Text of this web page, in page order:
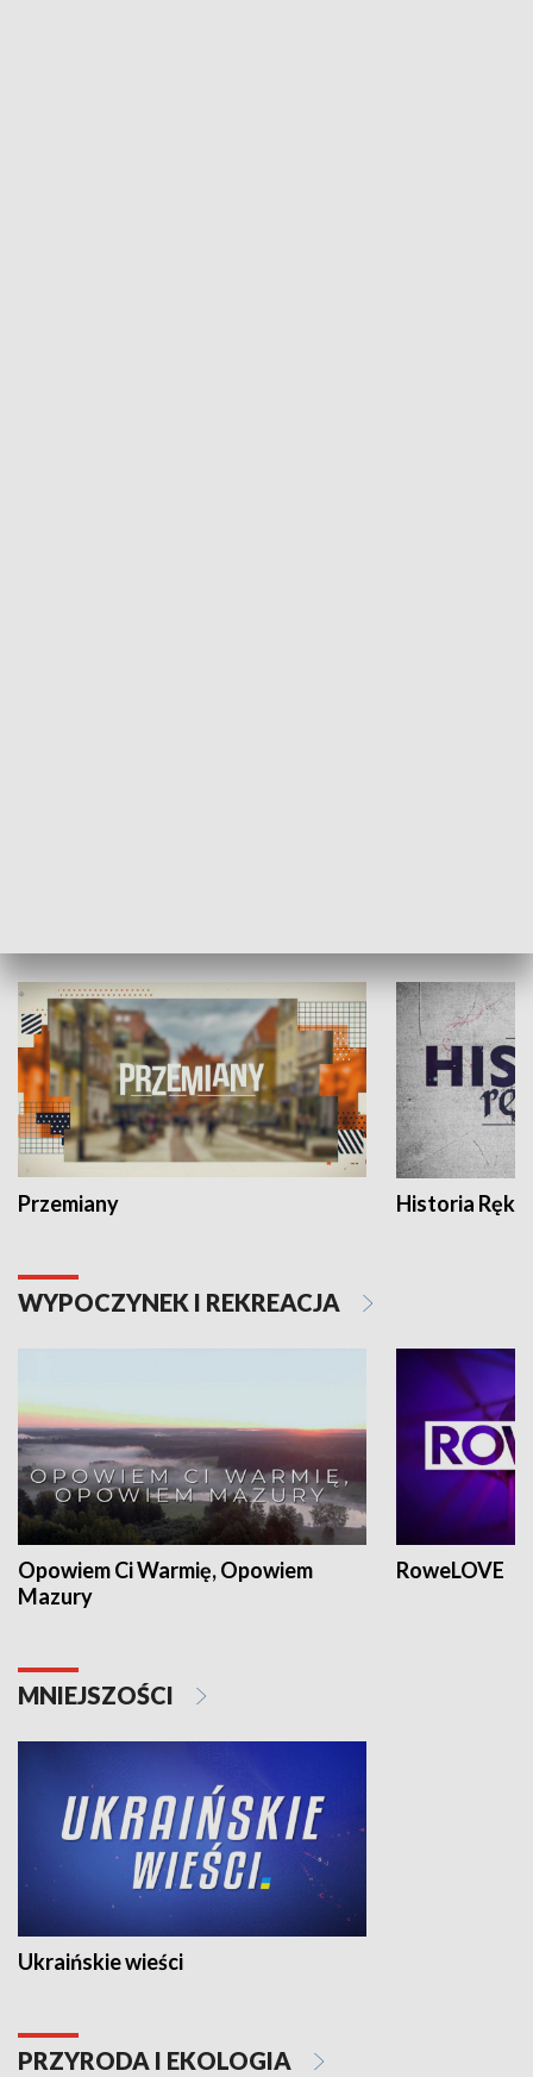
Przemiany Historia Ręką
WYPOCZYNEK I REKREACJA
Opowiem Ci Warmię, Opowiem
Mazury
RoweLOVE
MNIEJSZOŚCI
Ukraińskie wieści
PRZYRODA I EKOLOGIA